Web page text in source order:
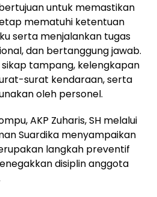
untuk memastikan
mematuhi ketentuan
serta menjalankan tugas
dan bertanggung jawab.
tampang, kelengkapan
surat kendaraan, serta
oleh personel.
AKP Zuharis, SH melalui
Suardika menyampaikan
langkah preventif
disiplin anggota